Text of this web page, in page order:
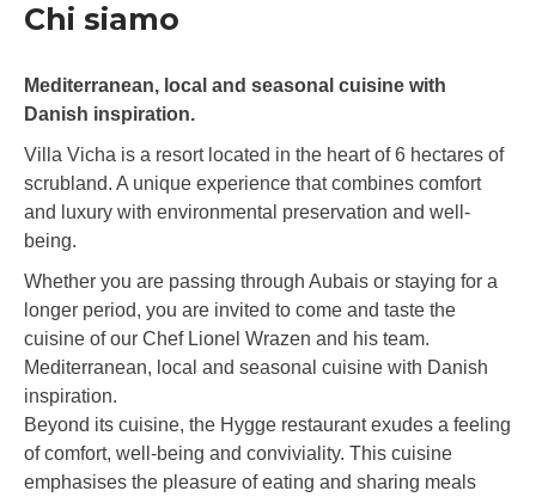
Chi siamo
Mediterranean, local and seasonal cuisine with
Danish inspiration.
Villa Vicha is a resort located in the heart of 6 hectares of
scrubland. A unique experience that combines comfort
and luxury with environmental preservation and well-
being.
Whether you are passing through Aubais or staying for a
longer period, you are invited to come and taste the
cuisine of our Chef Lionel Wrazen and his team.
Mediterranean, local and seasonal cuisine with Danish
inspiration.
Beyond its cuisine, the Hygge restaurant exudes a feeling
of comfort, well-being and conviviality. This cuisine
emphasises the pleasure of eating and sharing meals